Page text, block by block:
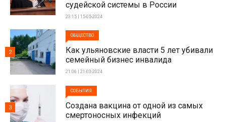
судейской системы в России
23:15 | 15-05-2024
ОБЩЕСТВО
Как ульяновские власти 5 лет убивали
семейный бизнес инвалида
21:06 | 21-03-2024
2
СОБЫТИЯ
Создана вакцина от одной из самых
смертоносных инфекций
3